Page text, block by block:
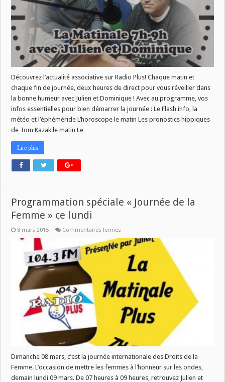
Découvrez l’actualité associative sur Radio Plus! Chaque matin et
chaque fin de journée, deux heures de direct pour vous réveiller dans
la bonne humeur avec Julien et Dominique ! Avec au programme, vos
infos essentielles pour bien démarrer la journée : Le Flash info, la
météo et l’éphéméride L’horoscope le matin Les pronostics hippiques
de Tom Kazak le matin Le …
Lire plus
Programmation spéciale « Journée de la
Femme » ce lundi
8 mars 2015 Commentaires fermés
spéciale
« Journée
Femme »
lundi
Dimanche 08 mars, c’est la journée internationale des Droits de la
Femme. L’occasion de mettre les femmes à l’honneur sur les ondes,
demain lundi 09 mars. De 07 heures à 09 heures, retrouvez Julien et